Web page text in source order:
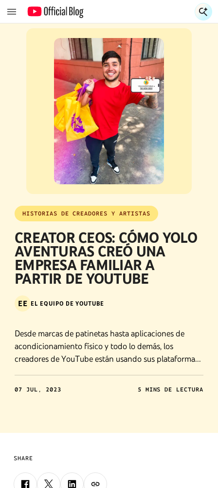
HISTORIAS DE CREADORES Y ARTISTAS
CREATOR CEOS: CÓMO YOLO
AVENTURAS CREÓ UNA
EMPRESA FAMILIAR A
PARTIR DE YOUTUBE
EE EL EQUIPO DE YOUTUBE
Desde marcas de patinetas hasta aplicaciones de
acondicionamiento físico y todo lo demás, los
creadores de YouTube están usando sus plataformas
07 JUL, 2023 5 MINS DE LECTURA
SHARE